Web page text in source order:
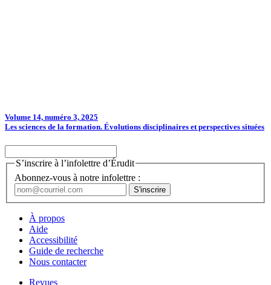
Volume 14, numéro 3, 2025
Les sciences de la formation. Évolutions disciplinaires et perspectives situées
S’inscrire à l’infolettre d’Érudit
Abonnez-vous à notre infolettre :
À propos
Aide
Accessibilité
Guide de recherche
Nous contacter
Revues